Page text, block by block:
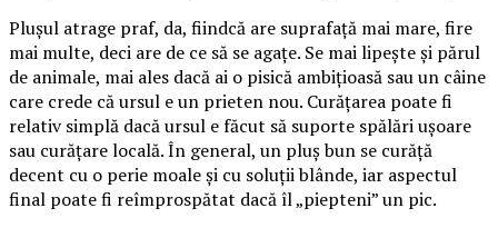
Plușul atrage praf, da, fiindcă are suprafață mai mare, fire
mai multe, deci are de ce să se agațe. Se mai lipește și părul
de animale, mai ales dacă ai o pisică ambițioasă sau un câine
care crede că ursul e un prieten nou. Curățarea poate fi
relativ simplă dacă ursul e făcut să suporte spălări ușoare
sau curățare locală. În general, un pluș bun se curăță
decent cu o perie moale și cu soluții blânde, iar aspectul
final poate fi reîmprospătat dacă îl „piepteni” un pic.